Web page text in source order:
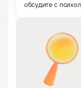
обсудите с